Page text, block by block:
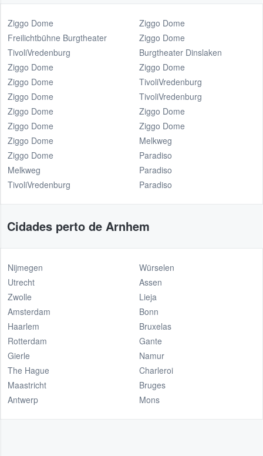
Ziggo Dome
Freilichtbühne Burgtheater
TivoliVredenburg
Ziggo Dome
Ziggo Dome
Ziggo Dome
Ziggo Dome
Ziggo Dome
Ziggo Dome
Ziggo Dome
Melkweg
TivoliVredenburg
Ziggo Dome
Ziggo Dome
Burgtheater Dinslaken
Ziggo Dome
TivoliVredenburg
TivoliVredenburg
Ziggo Dome
Ziggo Dome
Melkweg
Paradiso
Paradiso
Paradiso
Cidades perto de Arnhem
Nijmegen
Utrecht
Zwolle
Amsterdam
Haarlem
Rotterdam
Gierle
The Hague
Maastricht
Antwerp
Würselen
Assen
Lieja
Bonn
Bruxelas
Gante
Namur
Charleroi
Bruges
Mons